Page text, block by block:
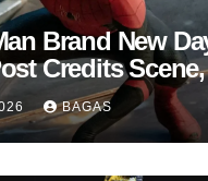
Brand New
Credits
di MCU
BAGAS